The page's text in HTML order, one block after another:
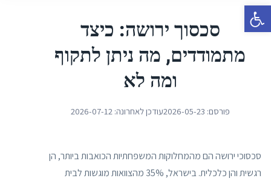
פתח סרגל נגישות
סכסוך ירושה: כיצד
מתמודדים, מה ניתן לתקוף
ומה לא
פורסם: 2026-05-23עודכן לאחרונה:2026-07-12
סכסוכי ירושה הם מהמחלוקות המשפחתיות הכואבות ביותר, הן
רגשית והן כלכלית. בישראל, 35% מהצוואות מוגשות לבית